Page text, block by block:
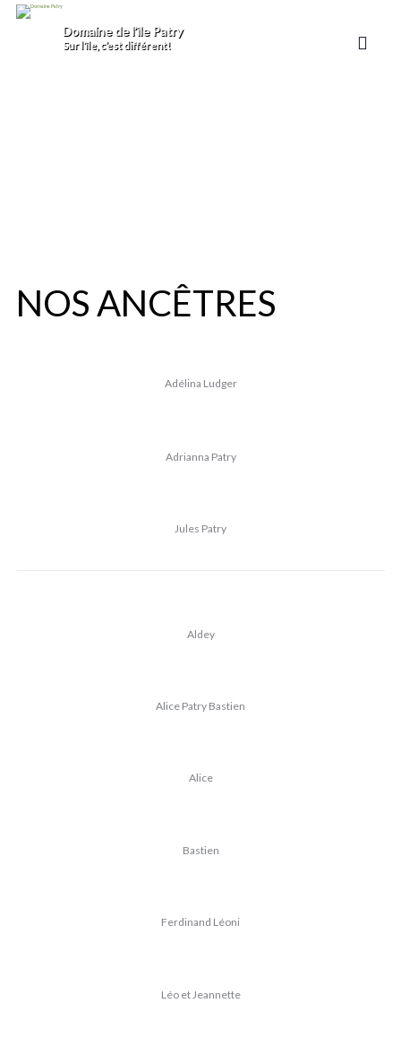
Domaine de l’île Patry
Sur l’île, c’est différent!
NOS ANCÊTRES
Adélina Ludger
Adrianna Patry
Jules Patry
Aldey
Alice Patry Bastien
Alice
Bastien
Ferdinand Léoni
Léo et Jeannette